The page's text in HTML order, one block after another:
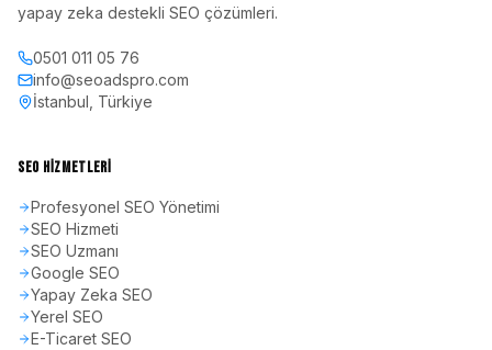
yapay zeka destekli SEO çözümleri.
0501 011 05 76
info@seoadspro.com
İstanbul, Türkiye
SEO HIZMETLERI
Profesyonel SEO Yönetimi
SEO Hizmeti
SEO Uzmanı
Google SEO
Yapay Zeka SEO
Yerel SEO
E-Ticaret SEO